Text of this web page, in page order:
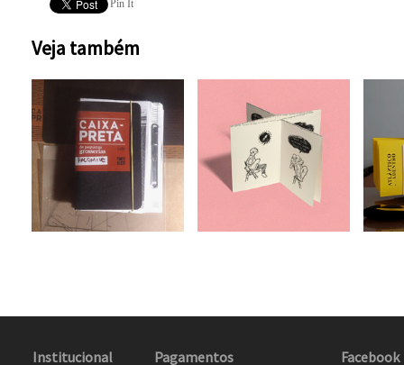
Pin It
Veja também
Institucional Pagamentos Facebook